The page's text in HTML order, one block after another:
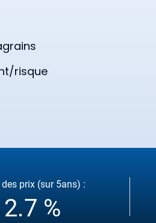
risque
prix (sur 5ans) :
%